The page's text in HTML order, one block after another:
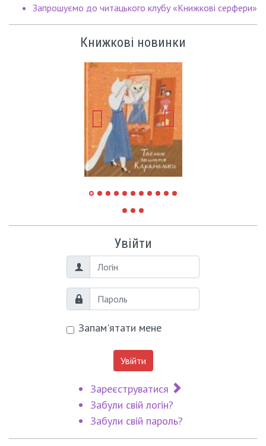
Запрошуємо до читацького клубу «Книжкові серфери»
Книжкові новинки
Увійти
Логін
Пароль
Запам'ятати мене
Увійти
Зареєструватися
Забули свій логін?
Забули свій пароль?